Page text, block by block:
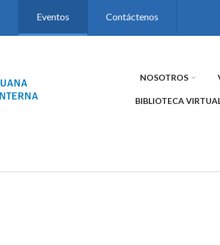
Eventos Contáctenos
NOSOTROS
BIBLIOTECA